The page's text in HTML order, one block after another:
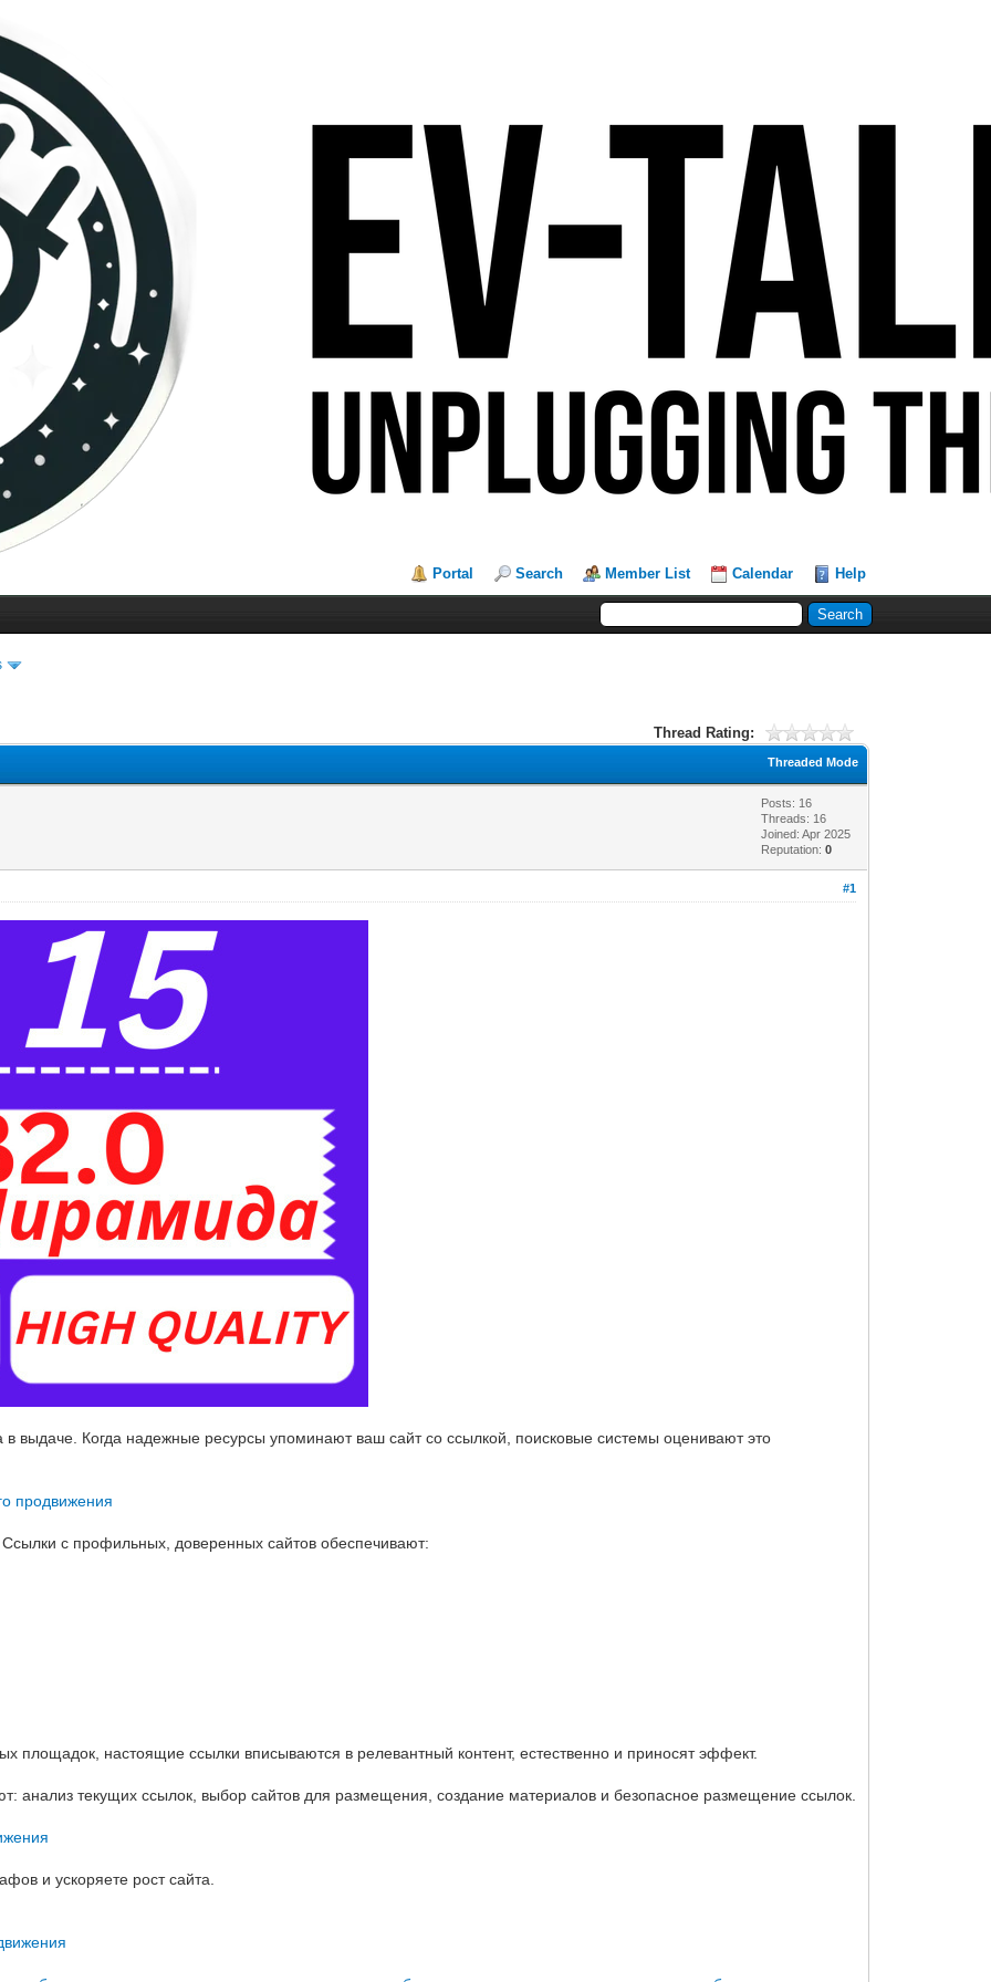
Portal Search Member List Calendar Help
Thread Rating:
Threaded Mode
Posts: 16
Threads: 16
Joined: Apr 2025
Reputation:0
#1
в выдаче. Когда надежные ресурсы упоминают ваш сайт со ссылкой, поисковые системы оценивают это
продвижения
с профильных, доверенных сайтов обеспечивают:
площадок, настоящие ссылки вписываются в релевантный контент, естественно и приносят эффект.
анализ текущих ссылок, выбор сайтов для размещения, создание материалов и безопасное размещение ссылок.
и ускоряете рост сайта.